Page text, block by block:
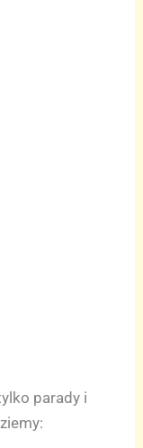
parady i